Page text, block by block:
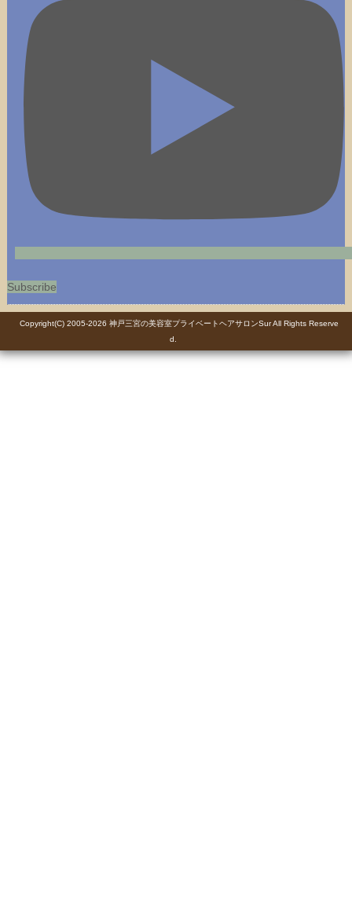
Subscribe
Copyright(C) 2005-2026 神戸三宮の美容室プライベートヘアサロンSurAll Rights Reserve
d.